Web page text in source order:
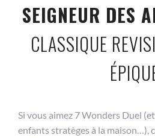
SEIGNEUR DES
CLASSIQUE
Si vous aimez 7 Wonders Duel
enfants stratèges à la maison…),